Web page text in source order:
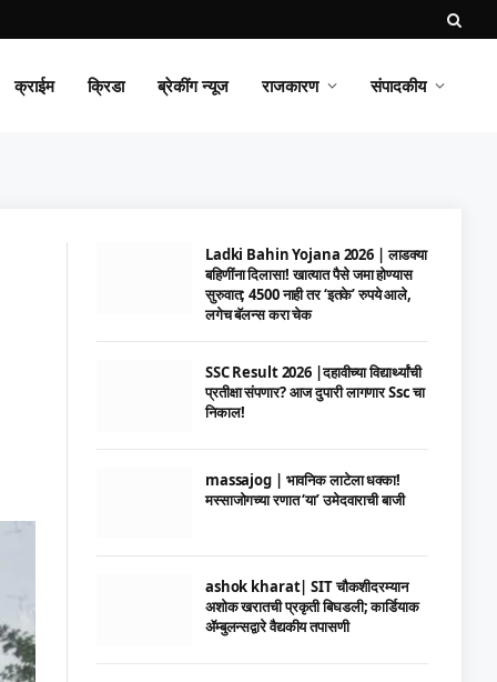
क्राईम क्रिडा ब्रेकींग न्यूज राजकारण संपादकीय
Ladki Bahin Yojana 2026 | लाडक्या
बहिणींना दिलासा! खात्यात पैसे जमा होण्यास
सुरुवात; 4500 नाही तर ‘इतके’ रुपये आले,
लगेच बॅलन्स करा चेक
SSC Result 2026 |दहावीच्या विद्यार्थ्यांची
प्रतीक्षा संपणार? आज दुपारी लागणार Ssc चा
निकाल!
massajog | भावनिक लाटेला धक्का!
मस्साजोगच्या रणात ‘या’ उमेदवाराची बाजी
ashok kharat| SIT चौकशीदरम्यान
अशोक खरातची प्रकृती बिघडली; कार्डियाक
ॲम्बुलन्सद्वारे वैद्यकीय तपासणी